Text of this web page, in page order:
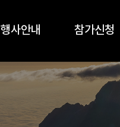
행사안내 참가신청